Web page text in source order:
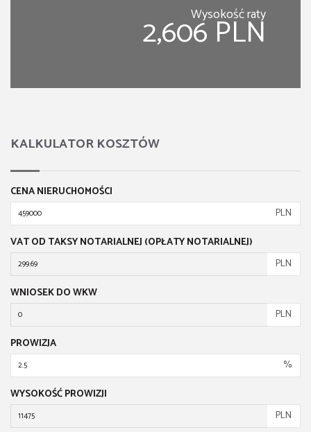
Wysokość raty
2,606 PLN
KALKULATOR KOSZTÓW
CENA NIERUCHOMOŚCI
PLN
VAT OD TAKSY NOTARIALNEJ (OPŁATY NOTARIALNEJ)
PLN
WNIOSEK DO WKW
PLN
PROWIZJA
%
WYSOKOŚĆ PROWIZJI
PLN